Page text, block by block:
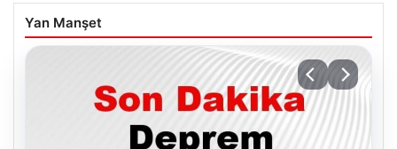
Yan Manşet